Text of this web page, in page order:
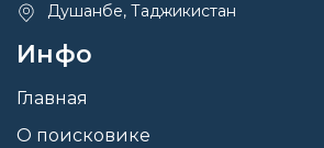
Душанбе, Таджикистан
Инфо
Главная
О поисковике